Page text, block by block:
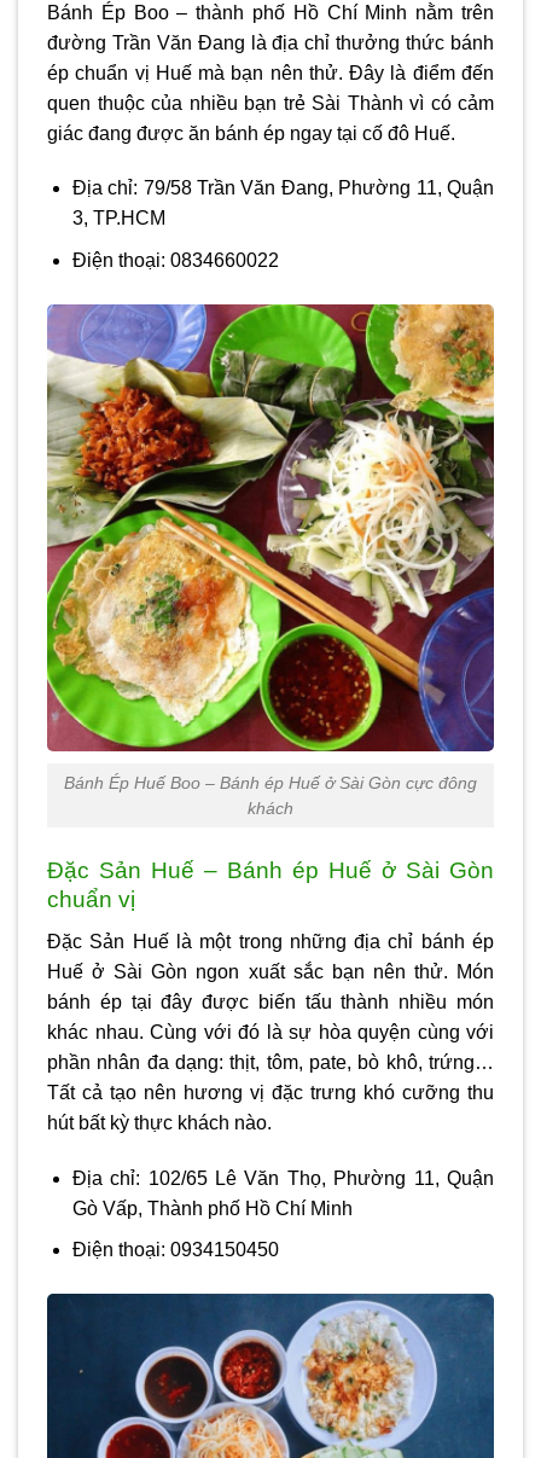
Bánh Ép Boo – thành phố Hồ Chí Minh nằm trên
đường Trần Văn Đang là địa chỉ thưởng thức bánh
ép chuẩn vị Huế mà bạn nên thử. Đây là điểm đến
quen thuộc của nhiều bạn trẻ Sài Thành vì có cảm
giác đang được ăn bánh ép ngay tại cố đô Huế.
Địa chỉ: 79/58 Trần Văn Đang, Phường 11, Quận
3, TP.HCM
Điện thoại: 0834660022
Bánh Ép Huế Boo – Bánh ép Huế ở Sài Gòn cực đông
khách
Đặc Sản Huế – Bánh ép Huế ở Sài Gòn
chuẩn vị
Đặc Sản Huế là một trong những địa chỉ bánh ép
Huế ở Sài Gòn ngon xuất sắc bạn nên thử. Món
bánh ép tại đây được biến tấu thành nhiều món
khác nhau. Cùng với đó là sự hòa quyện cùng với
phần nhân đa dạng: thịt, tôm, pate, bò khô, trứng…
Tất cả tạo nên hương vị đặc trưng khó cưỡng thu
hút bất kỳ thực khách nào.
Địa chỉ: 102/65 Lê Văn Thọ, Phường 11, Quận
Gò Vấp, Thành phố Hồ Chí Minh
Điện thoại: 0934150450